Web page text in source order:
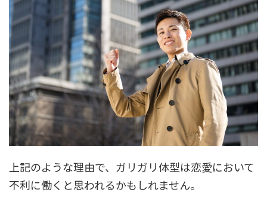
上記のような理由で、ガリガリ体型は恋愛において
不利に働くと思われるかもしれません。